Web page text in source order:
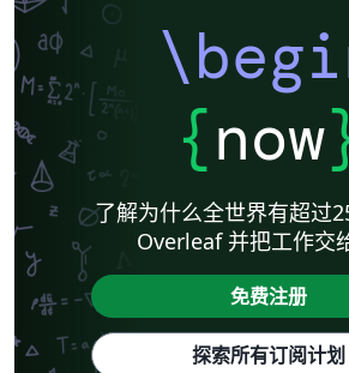
{now
了解为什么全世界有超过
Overleaf 并把工作交
免费注册
探索所有订阅计划